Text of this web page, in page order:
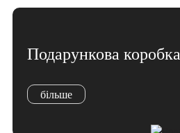
Подарункова коробка
більше